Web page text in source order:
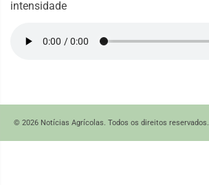
intensidade
© 2026 Notícias Agrícolas. Todos os direitos reservados.